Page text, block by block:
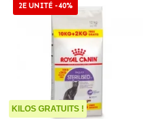
2E UNITÉ -40%
KILOS GRATUITS !